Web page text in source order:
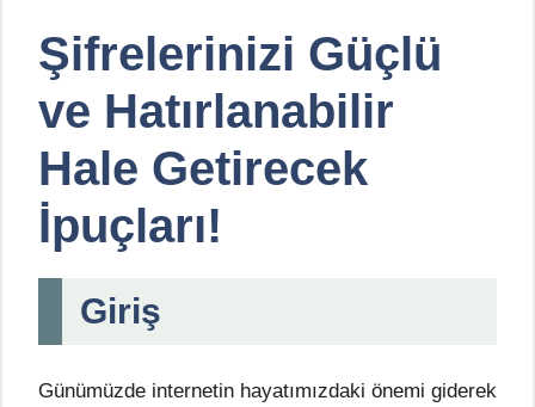
Şifrelerinizi Güçlü
ve Hatırlanabilir
Hale Getirecek
İpuçları!
Giriş
Günümüzde internetin hayatımızdaki önemi giderek